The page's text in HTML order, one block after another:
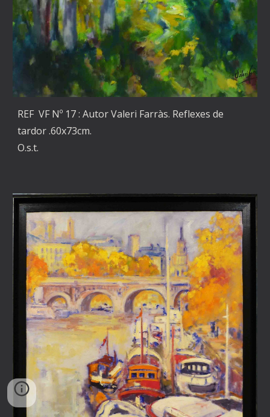
REF VF Nº 17 : Autor Valeri Farràs. Reflexes de
tardor .60x73cm.
O.s.t.